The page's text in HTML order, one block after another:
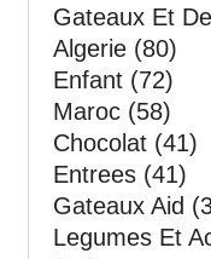
Gateaux Et
Algerie (80)
Enfant (72)
Maroc (58)
Chocolat (41)
Entrees (41)
Gateaux Aid
Legumes Et